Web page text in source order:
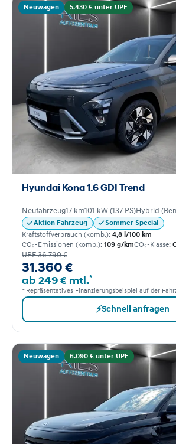
Neuwagen 5.430 € unter UPE
Hyundai Kona 1.6 GDI Trend
Neufahrzeug17 km101 kW (137 PS)Hybrid
Aktion Fahrzeug
Sommer Special
Kraftstoffverbrauch (komb.): 4,8 l/100 km
CO₂-Emissionen (komb.): 109 g/kmCO₂-Klasse:
UPE 36.790 €
31.360 €
ab 249 € mtl.*
* Repräsentatives Finanzierungsbeispiel auf der
⚡Schnell anfragen
Neuwagen 6.090 € unter UPE